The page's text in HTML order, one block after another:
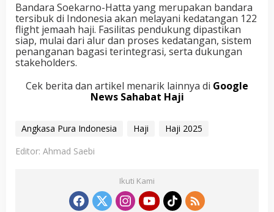
Bandara Soekarno-Hatta yang merupakan bandara
tersibuk di Indonesia akan melayani kedatangan 122
flight jemaah haji. Fasilitas pendukung dipastikan
siap, mulai dari alur dan proses kedatangan, sistem
penanganan bagasi terintegrasi, serta dukungan
stakeholders.
Cek berita dan artikel menarik lainnya di Google
News Sahabat Haji
Angkasa Pura Indonesia Haji
Haji 2025
Editor: Ahmad Saebi
Ikuti Kami